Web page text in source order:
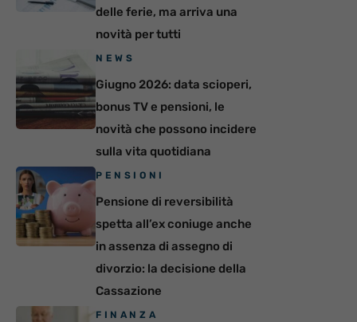
delle ferie, ma arriva una
novità per tutti
NEWS
Giugno 2026: data scioperi,
bonus TV e pensioni, le
novità che possono incidere
sulla vita quotidiana
PENSIONI
Pensione di reversibilità
spetta all’ex coniuge anche
in assenza di assegno di
divorzio: la decisione della
Cassazione
FINANZA